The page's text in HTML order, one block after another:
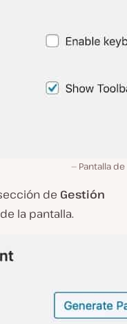
Pantalla
de Gestión
la pantalla.